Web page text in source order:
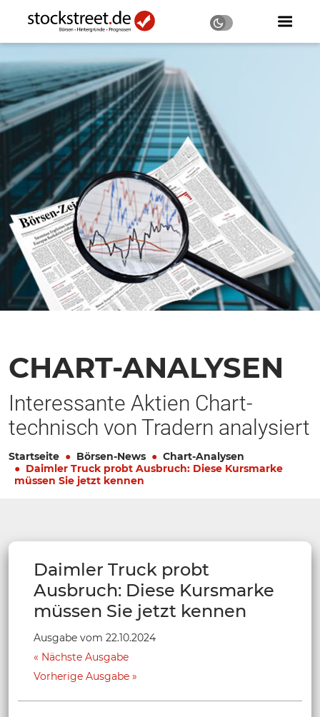
CHART-ANALYSEN
Interessante Aktien Chart-
technisch von Tradern analysiert
Startseite Börsen-News
Chart-Analysen
Daimler Truck probt Ausbruch: Diese Kursmarke
müssen Sie jetzt kennen
Daimler Truck probt
Ausbruch: Diese Kursmarke
müssen Sie jetzt kennen
Ausgabe vom 22.10.2024
Nächste Ausgabe
Vorherige Ausgabe